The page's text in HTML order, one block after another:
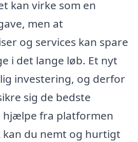
kan virke som en
men at
og services kan spare
i det lange løb. Et nyt
investering, og derfor
sig de bedste
hjælpe fra platformen
du nemt og hurtigt